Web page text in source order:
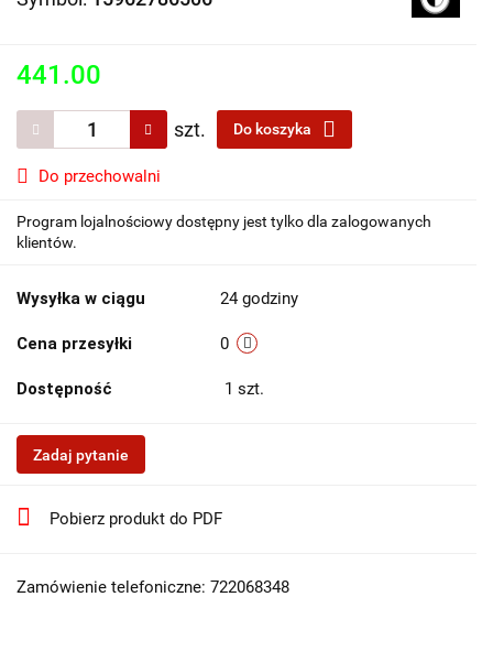
441.00
szt. Do koszyka
Do przechowalni
Program lojalnościowy dostępny jest tylko dla zalogowanych
klientów.
Wysyłka w ciągu 24 godziny
Cena przesyłki 0
Dostępność 1 szt.
Zadaj pytanie
Pobierz produkt do PDF
Zamówienie telefoniczne: 722068348